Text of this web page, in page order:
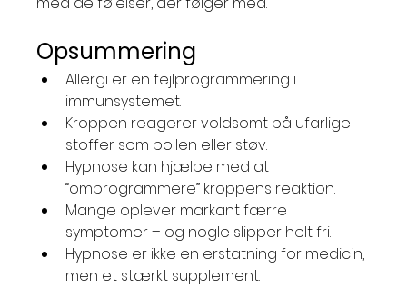
Opsummering
Allergi er en fejlprogrammering i
immunsystemet.
Kroppen reagerer voldsomt på ufarlige
stoffer som pollen eller støv.
Hypnose kan hjælpe med at
“omprogrammere” kroppens reaktion.
Mange oplever markant færre
symptomer – og nogle slipper helt fri.
Hypnose er ikke en erstatning for medicin,
men et stærkt supplement.